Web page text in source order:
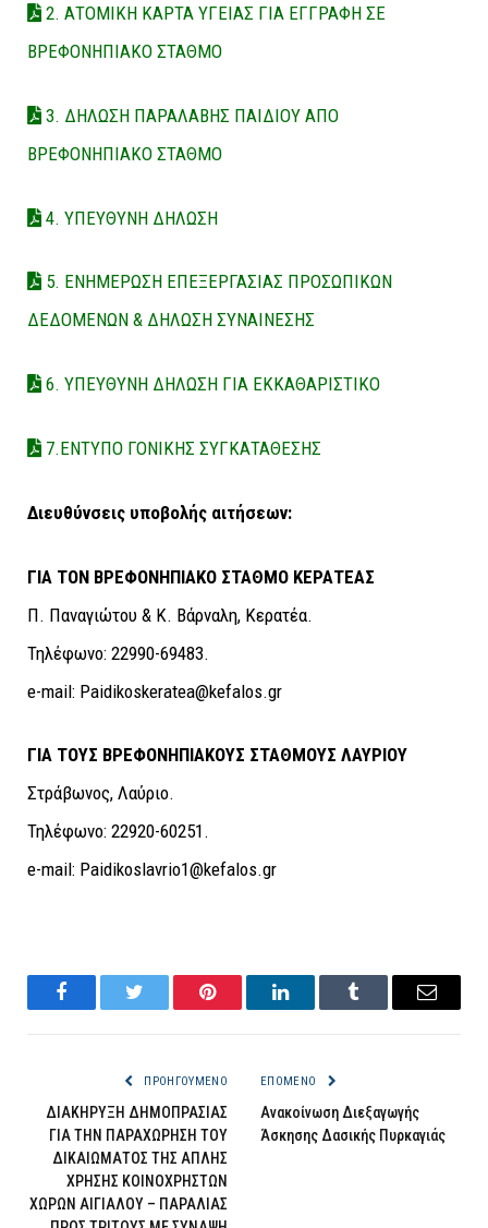
2. ΑΤΟΜΙΚΗ ΚΑΡΤΑ ΥΓΕΙΑΣ ΓΙΑ ΕΓΓΡΑΦΗ ΣΕ
ΒΡΕΦΟΝΗΠΙΑΚΟ ΣΤΑΘΜΟ
3. ΔΗΛΩΣΗ ΠΑΡΑΛΑΒΗΣ ΠΑΙΔΙΟΥ ΑΠΟ
ΒΡΕΦΟΝΗΠΙΑΚΟ ΣΤΑΘΜΟ
4. ΥΠΕΥΘΥΝΗ ΔΗΛΩΣΗ
5. ΕΝΗΜΕΡΩΣΗ ΕΠΕΞΕΡΓΑΣΙΑΣ ΠΡΟΣΩΠΙΚΩΝ
ΔΕΔΟΜΕΝΩΝ & ΔΗΛΩΣΗ ΣΥΝΑΙΝΕΣΗΣ
6. ΥΠΕΥΘΥΝΗ ΔΗΛΩΣΗ ΓΙΑ ΕΚΚΑΘΑΡΙΣΤΙΚΟ
7.ΕΝΤΥΠΟ ΓΟΝΙΚΗΣ ΣΥΓΚΑΤΑΘΕΣΗΣ
Διευθύνσεις υποβολής αιτήσεων:
ΓΙΑ ΤΟΝ ΒΡΕΦΟΝΗΠΙΑΚΟ ΣΤΑΘΜΟ ΚΕΡΑΤΕΑΣ
Π. Παναγιώτου & Κ. Βάρναλη, Κερατέα.
Τηλέφωνο: 22990-69483.
e-mail: Paidikoskeratea@kefalos.gr
ΓΙΑ ΤΟΥΣ ΒΡΕΦΟΝΗΠΙΑΚΟΥΣ ΣΤΑΘΜΟΥΣ ΛΑΥΡΙΟΥ
Στράβωνος, Λαύριο.
Τηλέφωνο: 22920-60251.
e-mail: Paidikoslavrio1@kefalos.gr
FacebookTwitter Pinterest LinkedInTumblr Email
ΠΡΟΗΓΟΎΜΕΝΟ
ΔΙΑΚΗΡΥΞΗ ΔΗΜΟΠΡΑΣΙΑΣ
ΓΙΑ ΤΗΝ ΠΑΡΑΧΩΡΗΣΗ ΤΟΥ
ΔΙΚΑΙΩΜΑΤΟΣ ΤΗΣ ΑΠΛΗΣ
ΧΡΗΣΗΣ ΚΟΙΝΟΧΡΗΣΤΩΝ
ΧΩΡΩΝ ΑΙΓΙΑΛΟΥ – ΠΑΡΑΛΙΑΣ
ΕΠΌΜΕΝΟ
Ανακοίνωση Διεξαγωγής
Άσκησης Δασικής Πυρκαγιάς